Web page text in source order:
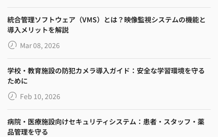
統合管理ソフトウェア（VMS）とは？映像監視システムの機能と
導入メリットを解説
Mar 08, 2026
学校・教育施設の防犯カメラ導入ガイド：安全な学習環境を守る
ために
Feb 10, 2026
病院・医療施設向けセキュリティシステム：患者・スタッフ・薬
品管理を守る